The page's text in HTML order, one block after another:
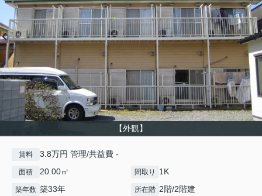
【外観】
賃料 3.8万円 管理/共益費 -
面積 20.00㎡ 間取り 1K
築年数 築33年 所在階 2階/2階建